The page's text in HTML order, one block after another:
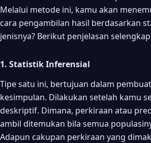
Melalui metode ini, kamu akan
cara pengambilan hasil berdasarkan
jenisnya? Berikut penjelasan
1. Statistik Inferensial
Tipe satu ini, bertujuan dalam
kesimpulan. Dilakukan setelah kamu
deskriptif. Dimana, perkiraan atau
ambil ditemukan bila semua
Adapun cakupan perkiraan yang